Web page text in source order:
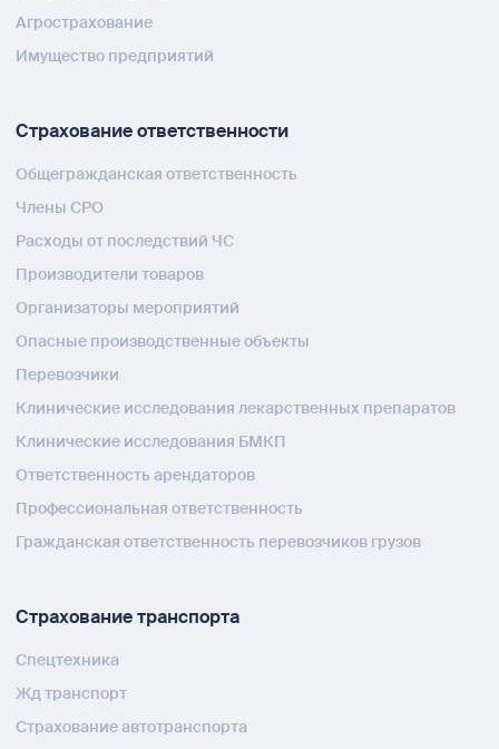
Агрострахование
Имущество предприятий
Страхование ответственности
Общегражданская ответственность
Члены СРО
Расходы от последствий ЧС
Производители товаров
Организаторы мероприятий
Опасные производственные объекты
Перевозчики
Клинические исследования лекарственных препаратов
Клинические исследования БМКП
Ответственность арендаторов
Профессиональная ответственность
Гражданская ответственность перевозчиков грузов
Страхование транспорта
Спецтехника
Жд транспорт
Страхование автотранспорта